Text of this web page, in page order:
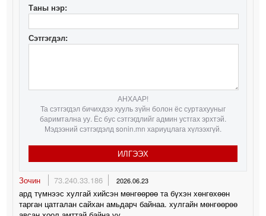
Таны нэр:
Сэтгэгдэл:
АНХААР!
Та сэтгэгдэл бичихдээ хууль зүйн болон ёс суртахууныг
баримтална уу. Ёс бус сэтгэгдлийг админ устгах эрхтэй.
Мэдээний сэтгэгдэлд sonin.mn хариуцлага хүлээхгүй.
ИЛГЭЭХ
Зочин 73.240.33.186 2026.06.23
ард түмнээс хулгай хийсэн мөнгөөрөө та бүхэн хөнгөхөөн
тарган цатгалан сайхан амьдарч байнаа. хулгайн мөнгөөрөө